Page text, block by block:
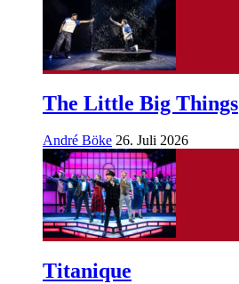
The Little Big Things
André Böke 26. Juli 2026
Titanique